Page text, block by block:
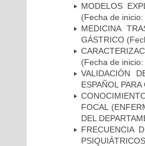
MODELOS
(Fecha de
MEDICINA
GÁSTRICO
(Fecha de
VALIDACIÓN
ESPAÑOL
FOCAL
DEL
FRECUENCIA